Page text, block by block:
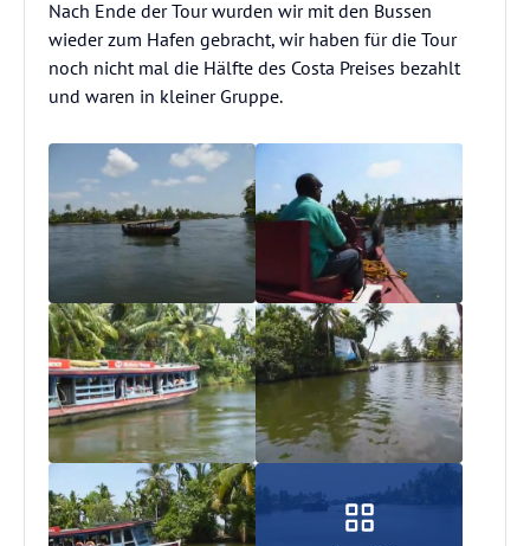
Nach Ende der Tour wurden wir mit den Bussen
wieder zum Hafen gebracht, wir haben für die Tour
noch nicht mal die Hälfte des Costa Preises bezahlt
und waren in kleiner Gruppe.